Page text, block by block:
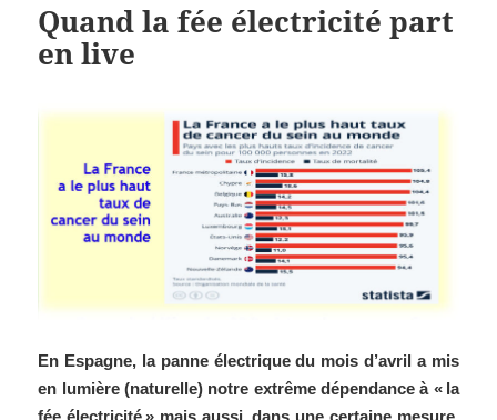
Quand la fée électricité part
en live
En Espagne, la panne électrique du mois d’avril a mis
en lumière (naturelle) notre extrême dépendance à « la